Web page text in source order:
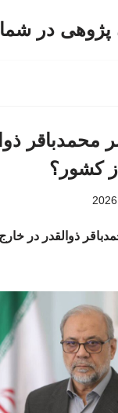
پژوهی در
محمدباقر
کشور؟
ذوالقدر در خارج